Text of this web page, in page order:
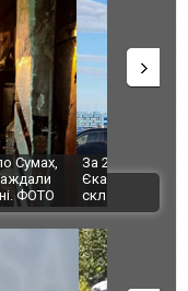
Україною: в
загорівся
"Мої